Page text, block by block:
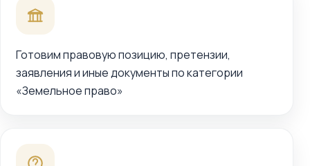
Готовим правовую позицию, претензии,
заявления и иные документы по категории
«Земельное право»